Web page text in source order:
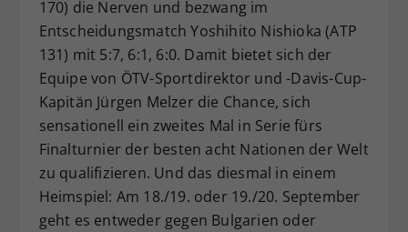
170) die Nerven und bezwang im
Entscheidungsmatch Yoshihito Nishioka (ATP
131) mit 5:7, 6:1, 6:0. Damit bietet sich der
Equipe von ÖTV-Sportdirektor und -Davis-Cup-
Kapitän Jürgen Melzer die Chance, sich
sensationell ein zweites Mal in Serie fürs
Finalturnier der besten acht Nationen der Welt
zu qualifizieren. Und das diesmal in einem
Heimspiel: Am 18./19. oder 19./20. September
geht es entweder gegen Bulgarien oder